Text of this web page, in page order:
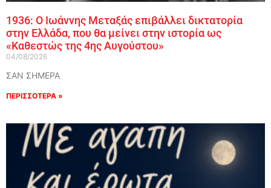
1936: Ο Ιωάννης Μεταξάς επιβάλλει δικτατορία
στην Ελλάδα, που θα μείνει στην ιστορία ως
«Καθεστώς της 4ης Αυγούστου»
04/08/2026
ΣΑΝ ΣΗΜΕΡΑ
ΠΕΡΙΣΣΟΤΕΡΑ »